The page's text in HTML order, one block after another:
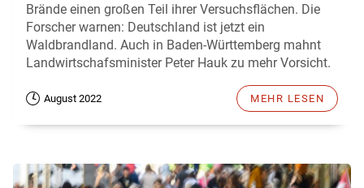
Brände einen großen Teil ihrer Versuchsflächen. Die
Forscher warnen: Deutschland ist jetzt ein
Waldbrandland. Auch in Baden-Württemberg mahnt
Landwirtschafsminister Peter Hauk zu mehr Vorsicht.
August 2022 MEHR LESEN